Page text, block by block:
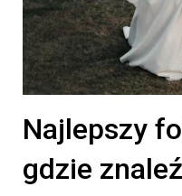
Najlepszy
gdzie